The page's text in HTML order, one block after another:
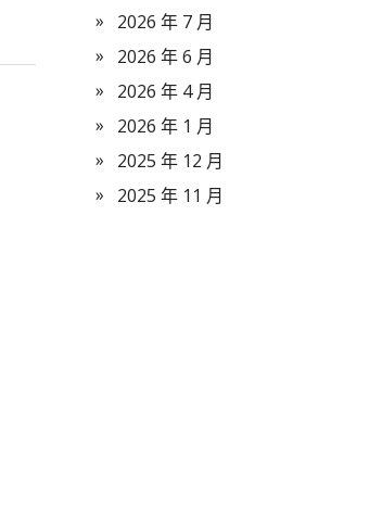
2026 年 7 月
2026 年 6 月
2026 年 4 月
2026 年 1 月
2025 年 12 月
2025 年 11 月